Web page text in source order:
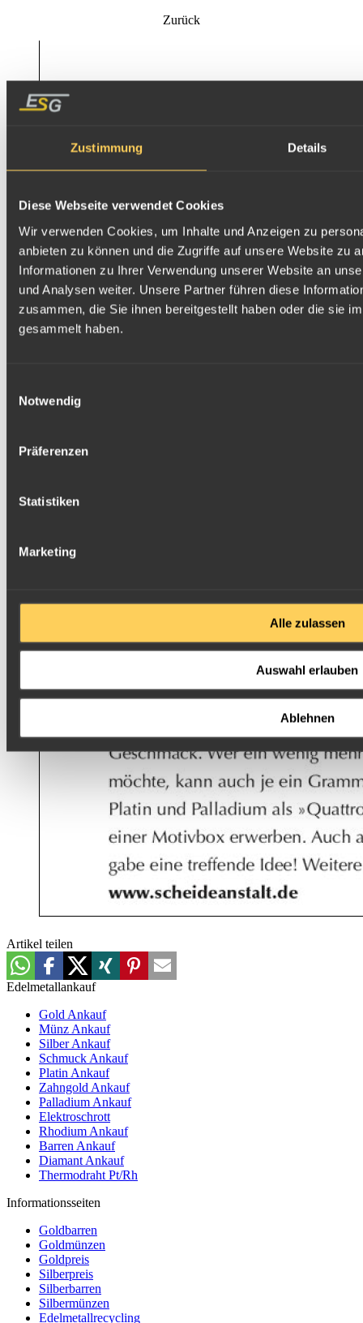
Zustimmung Details
Diese Webseite verwendet Cookies
Wir verwenden Cookies, um Inhalte und Anzeigen zu
anbieten zu können und die Zugriffe auf unsere Website zu
Informationen zu Ihrer Verwendung unserer Website an
und Analysen weiter. Unsere Partner führen diese
zusammen, die Sie ihnen bereitgestellt haben oder die sie
gesammelt haben.
Notwendig
Präferenzen
Statistiken
Marketing
Alle zulassen
Auswahl erlauben
Ablehnen
Zurück
Artikel teilen
Edelmetallankauf
Gold Ankauf
Münz Ankauf
Silber Ankauf
Schmuck Ankauf
Platin Ankauf
Zahngold Ankauf
Palladium Ankauf
Elektroschrott
Rhodium Ankauf
Barren Ankauf
Diamant Ankauf
Thermodraht Pt/Rh
Informationsseiten
Goldbarren
Goldmünzen
Goldpreis
Silberpreis
Silberbarren
Silbermünzen
Edelmetallrecycling